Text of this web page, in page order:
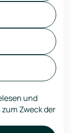
und
Zweck der